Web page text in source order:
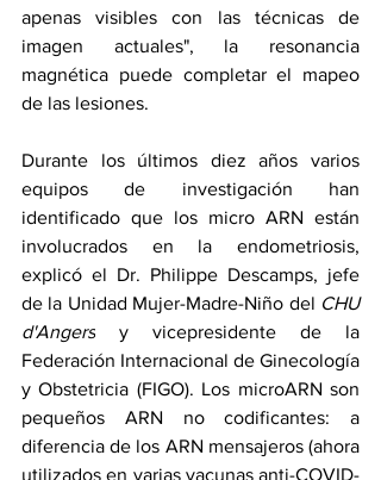
apenas visibles con las técnicas de
imagen actuales", la resonancia
magnética puede completar el mapeo
de las lesiones.
Durante los últimos diez años varios
equipos de investigación han
identificado que los micro ARN están
involucrados en la endometriosis,
explicó el Dr. Philippe Descamps, jefe
de la Unidad Mujer-Madre-Niño del CHU
d'Angers y vicepresidente de la
Federación Internacional de Ginecología
y Obstetricia (FIGO). Los microARN son
pequeños ARN no codificantes: a
diferencia de los ARN mensajeros (ahora
utilizados en varias vacunas anti-COVID-